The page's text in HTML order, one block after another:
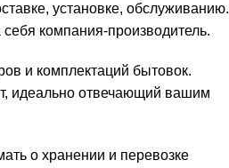
установке, обслуживанию.
компания-производитель.
и комплектаций бытовок.
идеально отвечающий вашим
о хранении и перевозке